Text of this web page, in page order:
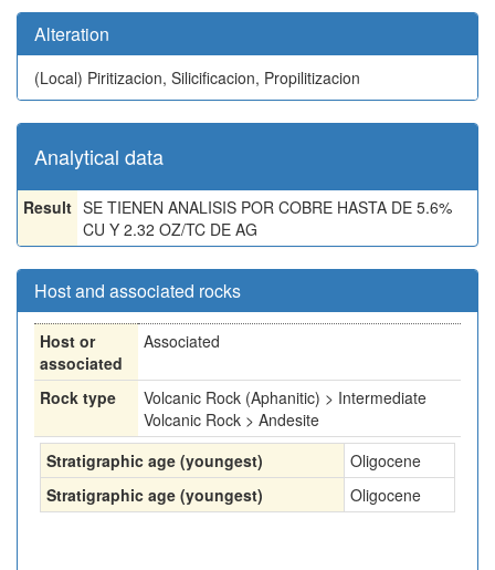
Alteration
(Local) Piritizacion, Silicificacion, Propilitizacion
Analytical data
Result SE TIENEN ANALISIS POR COBRE HASTA DE 5.6%
CU Y 2.32 OZ/TC DE AG
Host and associated rocks
Host or
associated
Associated
Rock type
Volcanic Rock (Aphanitic) > Intermediate
Volcanic Rock > Andesite
Stratigraphic age (youngest)
Oligocene
Stratigraphic age (youngest)
Oligocene